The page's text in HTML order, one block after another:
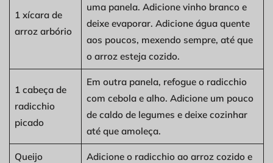
1 xícara de
arroz arbório
uma panela. Adicione vinho branco e
deixe evaporar. Adicione água quente
aos poucos, mexendo sempre, até que
o arroz esteja cozido.
1 cabeça de
radicchio
picado
Em outra panela, refogue o radicchio
com cebola e alho. Adicione um pouco
de caldo de legumes e deixe cozinhar
até que amoleça.
Queijo
Adicione o radicchio ao arroz cozido e